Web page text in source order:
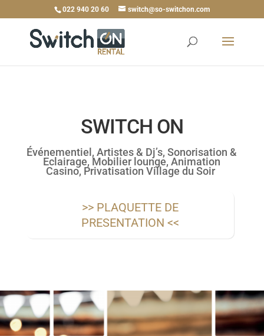
022 940 20 60 switch@so-switchon.com
SWITCH ON
Événementiel, Artistes & Dj’s, Sonorisation &
Eclairage, Mobilier lounge, Animation
Casino, Privatisation Village du Soir
>> PLAQUETTE DE
PRESENTATION <<